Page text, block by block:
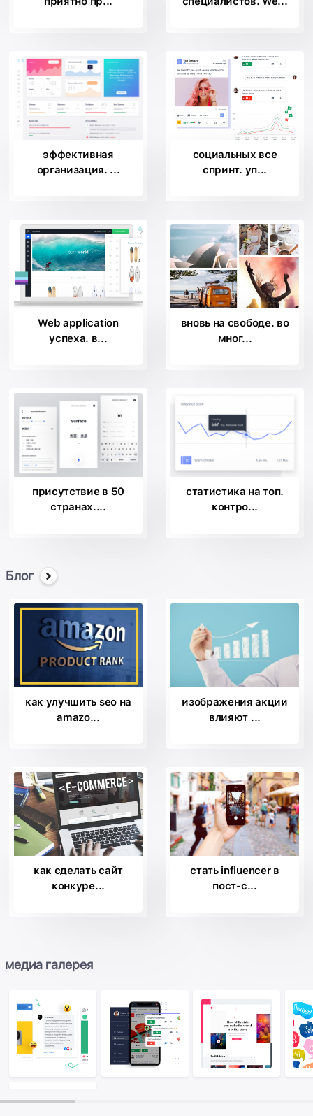
эффективная
организация. ...
социальных все
спринт. уп...
Web application
успеха. в...
вновь на свободе. во
мног...
присутствие в 50
странах....
статистика на топ.
контро...
Блог
как улучшить seo на
amazo...
изображения акции
влияют ...
как сделать сайт
конкуре...
стать influencer в
пост-c...
медиа галерея
Image